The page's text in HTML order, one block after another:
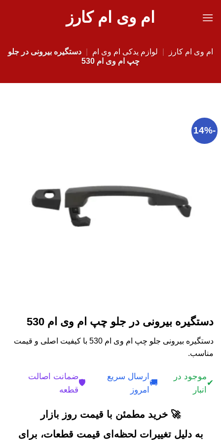
ام وی ام کارز
ام وی ام کارز لوازم یدکی ام وی ام
دستگیره بیرونی در جلو
چپ ام وی ام 530
-14%
دستگیره بیرونی در جلو چپ ام وی ام 530
دستگیره بیرونی جلو چپ ام وی ام 530 با کیفیت اصلی و قیمت
مناسب.
✔
موجود در
انبار
🚚
ارسال سریع
امروز
🛡️
ضمانت اصالت
قطعه
🚀 خرید مطمئن با قیمت روز بازار
به دلیل تغییرات لحظه‌ای قیمت قطعات، برای